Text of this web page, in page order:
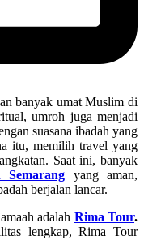
banyak umat Muslim di
umroh juga menjadi
suasana ibadah yang
itu, memilih travel yang
Saat ini, banyak
yang aman,
berjalan lancar.
adalah Rima Tour.
lengkap, Rima Tour